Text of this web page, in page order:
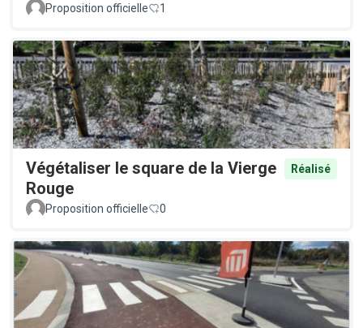
Proposition officielle 1
Végétaliser le square de la Vierge
Rouge
Réalisé
Proposition officielle 0